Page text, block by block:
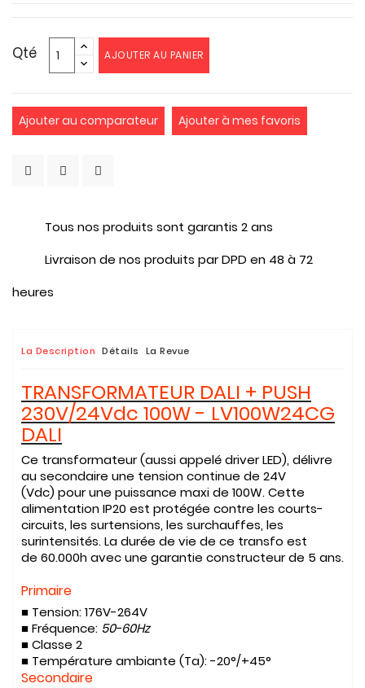
Qté AJOUTER AU PANIER
Ajouter au comparateur Ajouter à mes favoris
Tous nos produits sont garantis 2 ans
Livraison de nos produits par DPD en 48 à 72
heures
La Description Détails La Revue
TRANSFORMATEUR DALI + PUSH
230V/24Vdc 100W - LV100W24CG
DALI
Ce transformateur (aussi appelé driver LED), délivre
au secondaire une tension continue de 24V
(Vdc) pour une puissance maxi de 100W. Cette
alimentation IP20 est protégée contre les courts-
circuits, les surtensions, les surchauffes, les
surintensités. La durée de vie de ce transfo est
de 60.000h avec une garantie constructeur de 5 ans.
Primaire
■ Tension:176V-264V
■ Fréquence: 50-60Hz
■ Classe 2
■ Température ambiante (Ta):-20°/+45°
Secondaire